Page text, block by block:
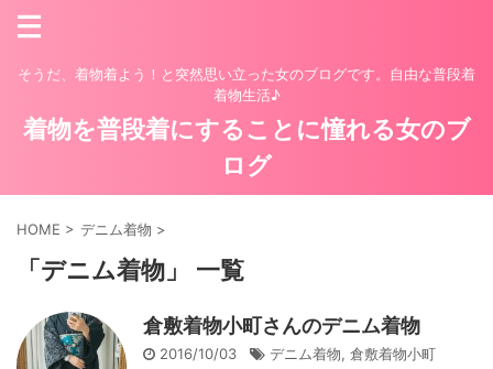
そうだ、着物着よう！と突然思い立った女のブログです。自由な普段着
着物生活♪
着物を普段着にすることに憧れる女のブ
ログ
HOME > デニム着物 >
「デニム着物」 一覧
倉敷着物小町さんのデニム着物
2016/10/03 デニム着物, 倉敷着物小町